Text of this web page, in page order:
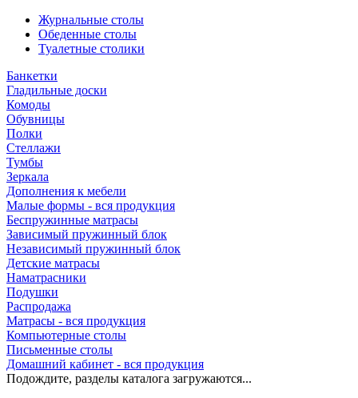
Журнальные столы
Обеденные столы
Туалетные столики
Банкетки
Гладильные доски
Комоды
Обувницы
Полки
Стеллажи
Тумбы
Зеркала
Дополнения к мебели
Малые формы - вся продукция
Беспружинные матрасы
Зависимый пружинный блок
Независимый пружинный блок
Детские матрасы
Наматрасники
Подушки
Распродажа
Матрасы - вся продукция
Компьютерные столы
Письменные столы
Домашний кабинет - вся продукция
Подождите, разделы каталога загружаются...